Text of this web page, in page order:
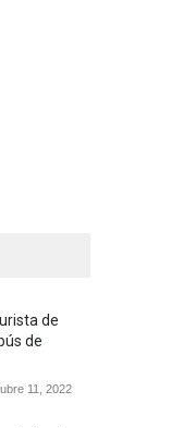
de
de
11, 2022